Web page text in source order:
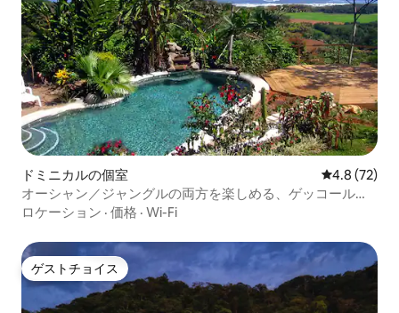
ドミニカルの個室 レビュー72
4.8 (72)
オーシャン／ジャングルの両方を楽しめる、ゲッコールー
ム
ロケーション · 価格 · Wi-Fi
ゲストチョイス
ゲストチョイス